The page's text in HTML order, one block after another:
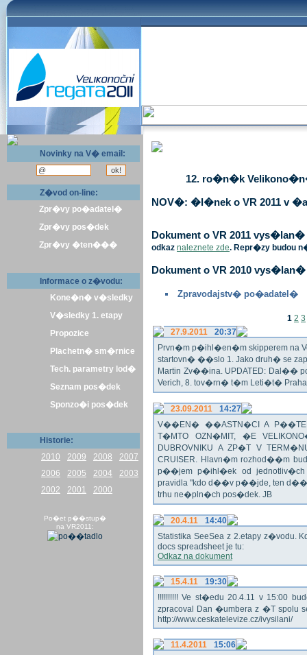
Novinky na V� email:
Z�vod on-line:
Zpr�vy po�adatel�
Zpr�vy pos�dek
Zpr�vy �ten���
Informace o z�vodu:
Kone�n� v�sledky
V�sledky 1. etapy
Propozice
Plachetn� sm�rnice
Tech. parametry lod�
Seznam pos�dek
Sponzo�i pos�dek
Historie:
2010
2009 2008
2007
2006
2005 2004
2003
2002
2001 2000
Po�et p��stup�
na VR2011:
12. ro�n�k
NOV�: �l�nek o VR 2011 v
Dokument o VR 2011
odkaz naleznete zde. Repr�zy budou
Dokument o VR 2010
Zpravodajstv� po�adatel�
1 2 3
27.9.2011
20:37
Prvn�m p�ihl�en�m skipperem na
startovn� ��slo 1. Jako druh� se
Martin Zv��ina. UPDATED: Dal��
Verich, 8. tov�rn� t�m Leti�t� Praha
23.09.2011
14:27
V��EN� ��ASTN�CI A
T�MTO OZN�MIT, �E
DUBROVNIKU A ZP�T V
CRUISER. Hlavn�m rozhod��m
p��jem p�ihl�ek od
pravidla "kdo d��v p��jde, ten
trhu ne�pln�ch pos�dek. JB
20.4.11
14:40
Statistika SeeSea z 2.etapy z�vodu.
docs spreadsheet je tu:
Odkaz na dokument
15.4.11
19:30
!!!!!!!!!! Ve st�edu 20.4.11 v 15:00
zpracoval Dan �umbera z �T spolu
http://www.ceskatelevize.cz/ivysilani/
11.4.2011
15:06